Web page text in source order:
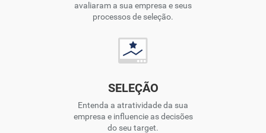
avaliaram a sua empresa e seus
processos de seleção.
SELEÇÃO
Entenda a atratividade da sua
empresa e influencie as decisões
do seu target.